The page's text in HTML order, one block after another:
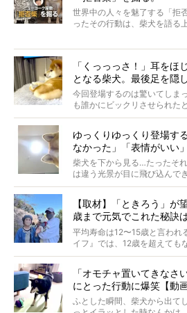
※文章はご本人の了承を得て編集し
※画像はすべてイメージです
※この記事は個人の感想であり、効
世界中の人々を魅了する「拒
ったその行動は、柴犬を語る
否柴がここまで話題になるの
がるのでしょうか。
最近版画製作を始めた、お笑
屋敷裕政さんに、拒否柴を
タビューと合わせてご覧くだ
「くっっっさ！」耳をほ
となる柴犬。最後足を隠
今回登場するのは驚いてしま
も誰かにビックリさせられた
起きたとか、そういうことが
ゆっくりゆっくり登場す
なかった」「表情がいい
柴犬を下から見る…たったそ
は違う光景が目に飛び込んで
つぶらに見え、モフモフのお
【取材】「ときろう」が
歳まで元気でこれた秘訣
#38ときろう
平均寿命は12〜15歳と言われ
イフ』では、12歳を超えても
意を込めて“レジェンド柴”と
ォーカスし、その元気の秘
だと思うことを、オーナーさ
回登場してくれたのは、17歳
ら食が細かったため、何でも
「オモチャ置いてきなさ
にとった行動に爆笑【動画
ふとした瞬間、柴犬から出て